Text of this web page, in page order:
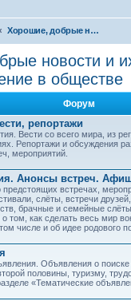
Хорошие, добрые новости и их распространение в обществе
новости и
в обществе
Форум
репортажи
Вести со всего мира, из
Репортажи и обсуждения
мероприятий.
Анонсы встреч.
встречах,
слёты, встречи
брачные и семейные
том, как сделать весь мир
числе и об идее родового
Объявления о
половины, туризму,
«Тематические